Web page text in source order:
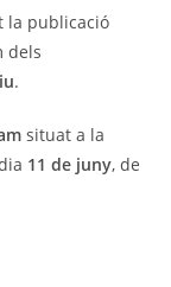
la publicació
dels
.
situat a la
11 de juny, de